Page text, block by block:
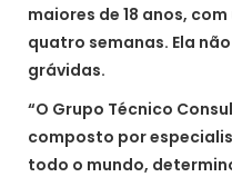
maiores de 18 anos,
quatro semanas. Ela
grávidas.
“O Grupo Técnico
composto por
todo o mundo,